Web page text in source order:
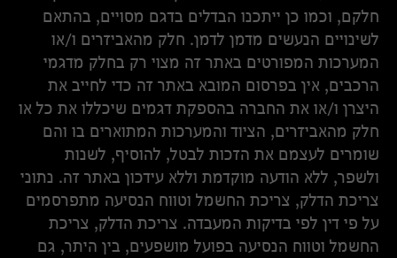
חלקם, וכמו כן ייתכנו הבדלים בדגם מסויים, בהתאם
לשינויים הנעשים מדמן לדמן. חלק מהאביזרים ו/או
המערכות המפורטים באתר זה מצוי רק בחלק מדגמי
הרכבים, אין בפרסום המובא באתר זה כדי לחייב את
היצרן ו/או את החברה בהספקת דגמים שיכללו את כל או
חלק מהאביזרים, הציוד והמערכות המתוארים בו והם
שומרים לעצמם את הזכות לבטל, להוסיף, לשנות
ולשפר, ללא הודעה מוקדמת וללא עידכון באתר זה. נתוני
צריכת הדלק, צריכת החשמל וטווח הנסיעה מתפרסמים
על פי דין לפי בדיקות המעבדה. צריכת הדלק, צריכת
החשמל וטווח הנסיעה בפועל מושפעים, בין היתר, גם